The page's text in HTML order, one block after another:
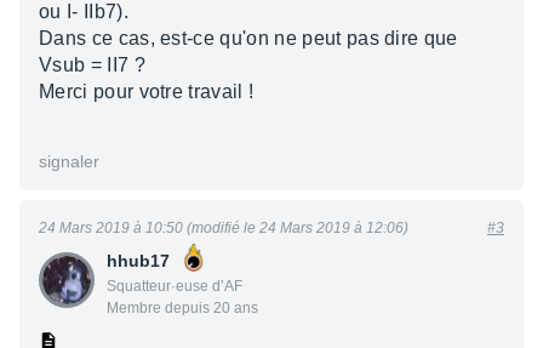
ou I- IIb7).
Dans ce cas, est-ce qu'on ne peut pas dire que
Vsub = II7 ?
Merci pour votre travail !
signaler
hhub17
Squatteur·euse d’AF
Membre depuis 20 ans
24 Mars 2019 à 10:50 (modifié le 24 Mars 2019 à 12:06) #3